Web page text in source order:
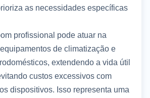
as necessidades específicas
profissional pode atuar na
de climatização e
extendendo a vida útil
custos excessivos com
dispositivos. Isso representa uma